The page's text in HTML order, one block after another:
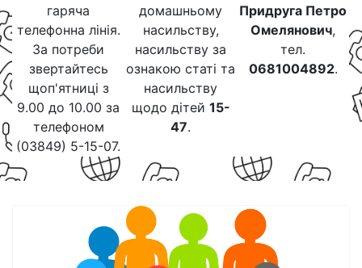
гаряча
телефонна лінія.
За потреби
звертайтесь
щоп'ятниці з
9.00 до 10.00 за
телефоном
(03849) 5-15-07.
домашньому
насильству,
насильству за
ознакою статі та
насильству
щодо дітей 15-
47.
Придруга Петро
Омелянович,
тел.
0681004892.